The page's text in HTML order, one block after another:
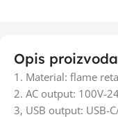
Opis proizvoda
1. Material: flame
2. AC output: 100V-
3, USB output: USB-